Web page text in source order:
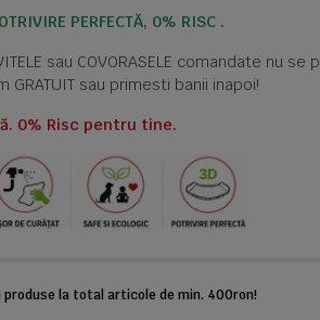
PERFECTĂ, 0% RISC .
sau COVORASELE comandate nu
GRATUIT sau primesti banii inapoi!
0% Risc pentru tine.
produse la total articole de min. 400ron!